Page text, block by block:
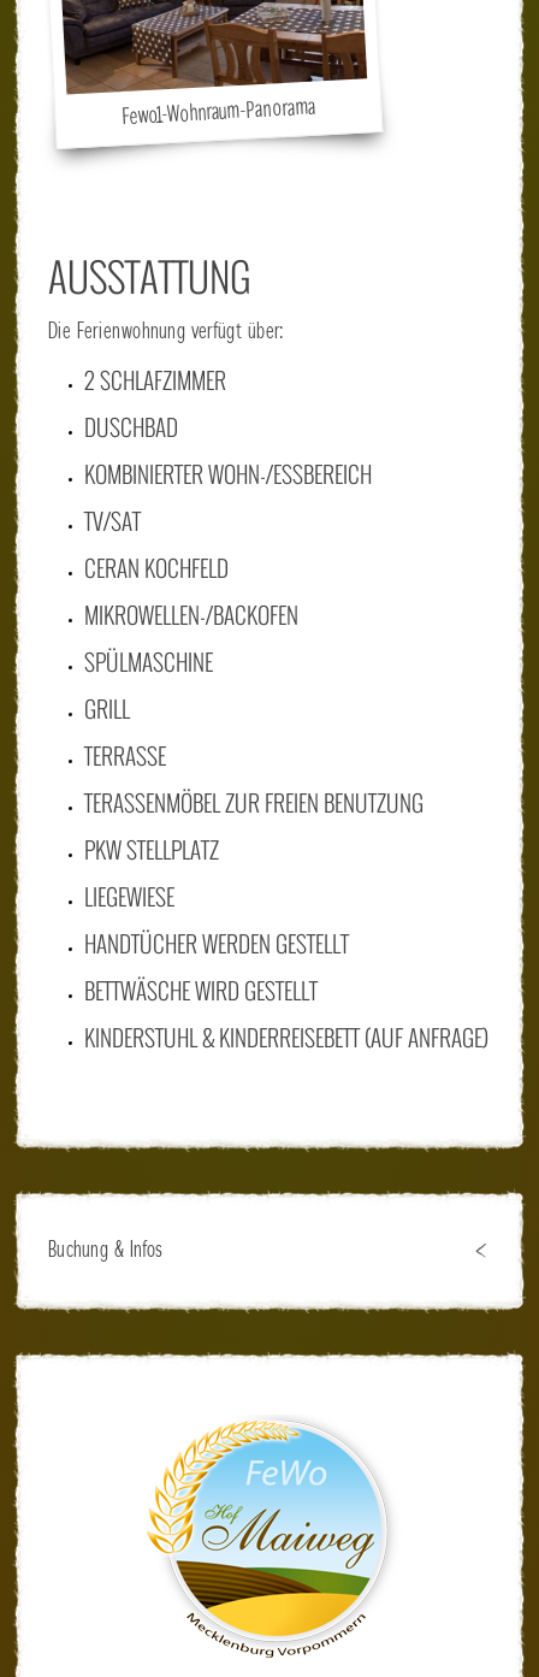
Fewo1-Wohnraum-Panorama
AUSSTATTUNG
Die Ferienwohnung verfügt über:
2 SCHLAFZIMMER
DUSCHBAD
KOMBINIERTER WOHN-/ESSBEREICH
TV/SAT
CERAN KOCHFELD
MIKROWELLEN-/BACKOFEN
SPÜLMASCHINE
GRILL
TERRASSE
TERASSENMÖBEL ZUR FREIEN BENUTZUNG
PKW STELLPLATZ
LIEGEWIESE
HANDTÜCHER WERDEN GESTELLT
BETTWÄSCHE WIRD GESTELLT
KINDERSTUHL & KINDERREISEBETT (AUF ANFRAGE)
Buchung & Infos
Belegungsplan